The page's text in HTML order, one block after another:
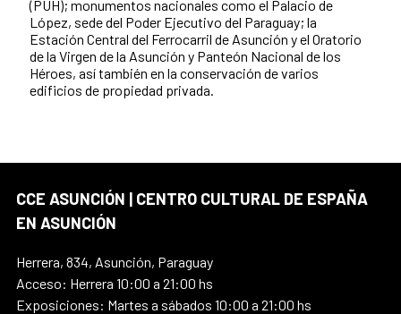
(PUH); monumentos nacionales como el Palacio de
López, sede del Poder Ejecutivo del Paraguay; la
Estación Central del Ferrocarril de Asunción y el Oratorio
de la Virgen de la Asunción y Panteón Nacional de los
Héroes, así también en la conservación de varios
edificios de propiedad privada.
CCE ASUNCIÓN | CENTRO CULTURAL DE ESPAÑA
EN ASUNCIÓN
Herrera, 834, Asunción, Paraguay
Acceso: Herrera 10:00 a 21:00 hs
Exposiciones: Martes a sábados 10:00 a 21:00 hs